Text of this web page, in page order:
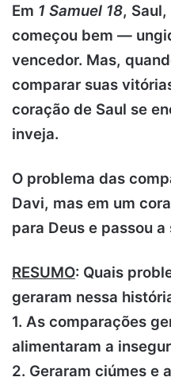
Em 1 Samuel 18,
começou bem —
vencedor. Mas,
comparar suas
coração de Saul se
inveja.
O problema das
Davi, mas em um
para Deus e passou
RESUMO: Quais
geraram nessa
1. As comparações
alimentaram a
2. Geraram ciúmes e